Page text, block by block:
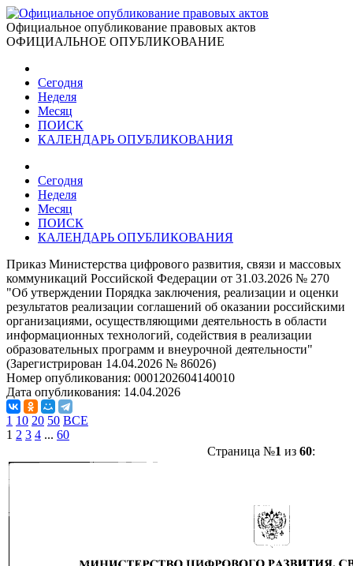
Официальное опубликование правовых актов
ОФИЦИАЛЬНОЕ ОПУБЛИКОВАНИЕ
Сегодня
Неделя
Месяц
ПОИСК
КАЛЕНДАРЬ ОПУБЛИКОВАНИЯ
Сегодня
Неделя
Месяц
ПОИСК
КАЛЕНДАРЬ ОПУБЛИКОВАНИЯ
Приказ Министерства цифрового развития, связи и массовых
коммуникаций Российской Федерации от 31.03.2026 № 270
"Об утверждении Порядка заключения, реализации и оценки
результатов реализации соглашений об оказании российскими
организациями, осуществляющими деятельность в области
информационных технологий, содействия в реализации
образовательных программ и внеурочной деятельности"
(Зарегистрирован 14.04.2026 № 86026)
Номер опубликования: 0001202604140010
Дата опубликования: 14.04.2026
1 10 20 50 ВСЕ
1 2 3 4 ... 60
Страница №1 из 60: